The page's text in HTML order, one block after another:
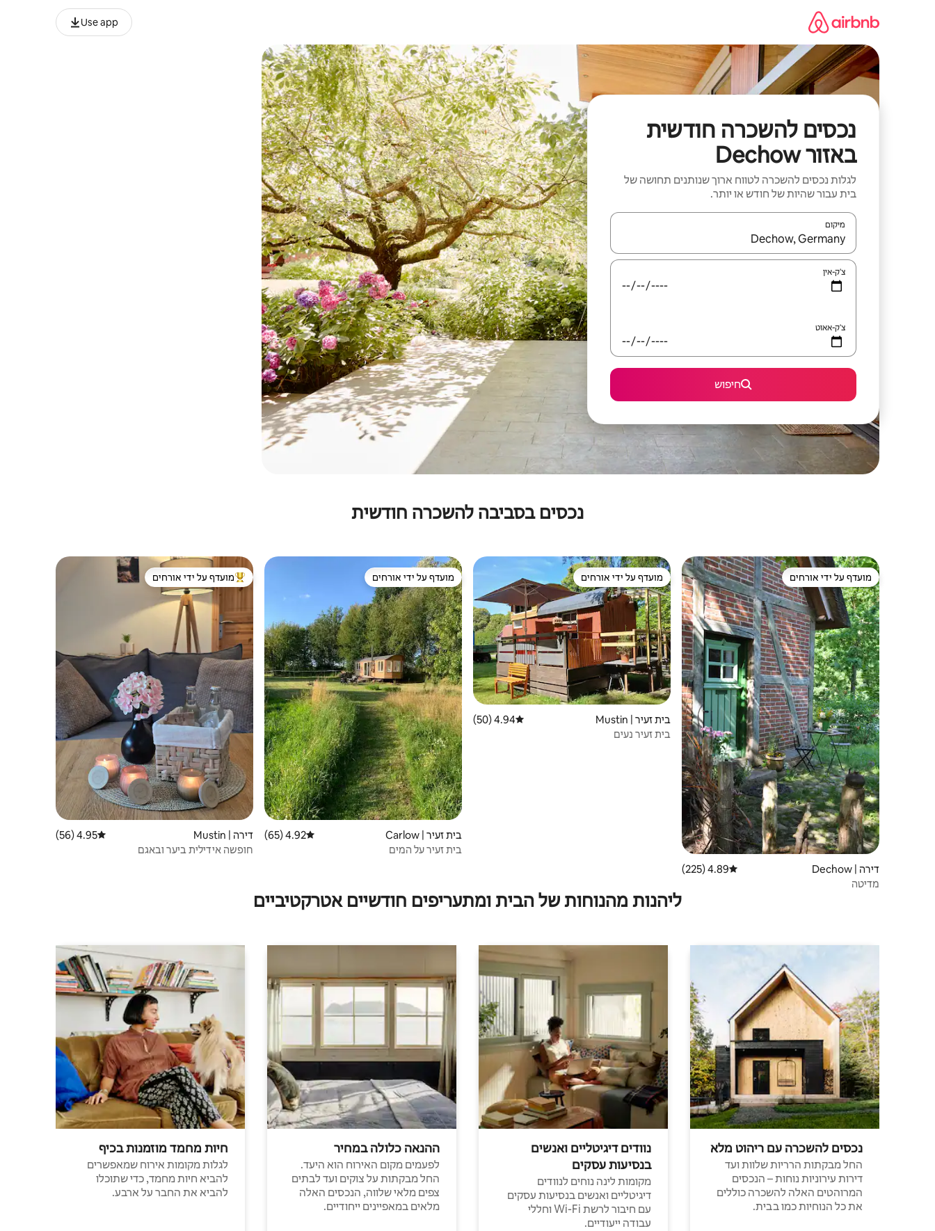
Use app
נכסים להשכרה חודשית
באזור Dechow
לגלות נכסים להשכרה לטווח ארוך שנותנים תחושה של
בית עבור שהיות של חודש או יותר.
מיקום
כאשר התוצאות יהיו זמינות, יש לנווט עם מקשי החיצים למעלה ולמטה או לעיין בעזרת תנועות מגע או החלקה.
צ'ק-אין
צ'ק-אאוט
חיפוש
נכסים בסביבה להשכרה חודשית
מועדף על ידי אורחים
מועדף על ידי אורחים
דירה | Dechow דירוג ממוצע של 4.89 מתוך 5, 225 ביקורות
4.89 (225)
מדיטה
מועדף על ידי אורחים
מועדף על ידי אורחים
בית זעיר | Mustin דירוג ממוצע של 4.94 מתוך 5, 50 ביקורות
4.94 (50)
בית זעיר נעים
מועדף על ידי אורחים
מועדף על ידי אורחים
בית זעיר | Carlow דירוג ממוצע של 4.92 מתוך 5, 65 ביקורות
4.92 (65)
בית זעיר על המים
מוביל בקרב נכסים מועדפים על ידי אורחים
מועדף על ידי אורחים
דירה | Mustin דירוג ממוצע של 4.95 מתוך 5, 56 ביקורות
4.95 (56)
חופשה אידילית ביער ובאגם
ליהנות מהנוחות של הבית ומתעריפים חודשיים אטרקטיביים
נכסים להשכרה עם ריהוט מלא
החל מבקתות הרריות שלוות ועד
דירות עירוניות נוחות – הנכסים
המרוהטים האלה להשכרה כוללים
את כל הנוחיות כמו בבית.
נוודים דיגיטליים ואנשים
בנסיעות עסקים
מקומות לינה נוחים לנוודים
דיגיטליים ואנשים בנסיעות עסקים
עם חיבור לרשת Wi-Fi וחללי
עבודה ייעודיים.
ההנאה כלולה במחיר
לפעמים מקום האירוח הוא היעד.
החל מבקתות על צוקים ועד לבתים
צפים מלאי שלווה, הנכסים האלה
מלאים במאפיינים ייחודיים.
חיות מחמד מוזמנות בכיף
לגלות מקומות אירוח שמאפשרים
להביא חיות מחמד, כדי שתוכלו
להביא את החבר על ארבע.